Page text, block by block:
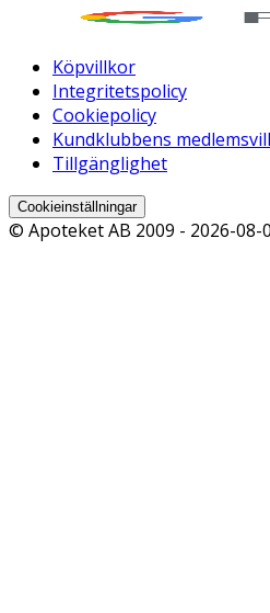
Köpvillkor
Integritetspolicy
Cookiepolicy
Kundklubbens
Tillgänglighet
Cookieinställningar
© Apoteket AB 2009 - 2026-08-